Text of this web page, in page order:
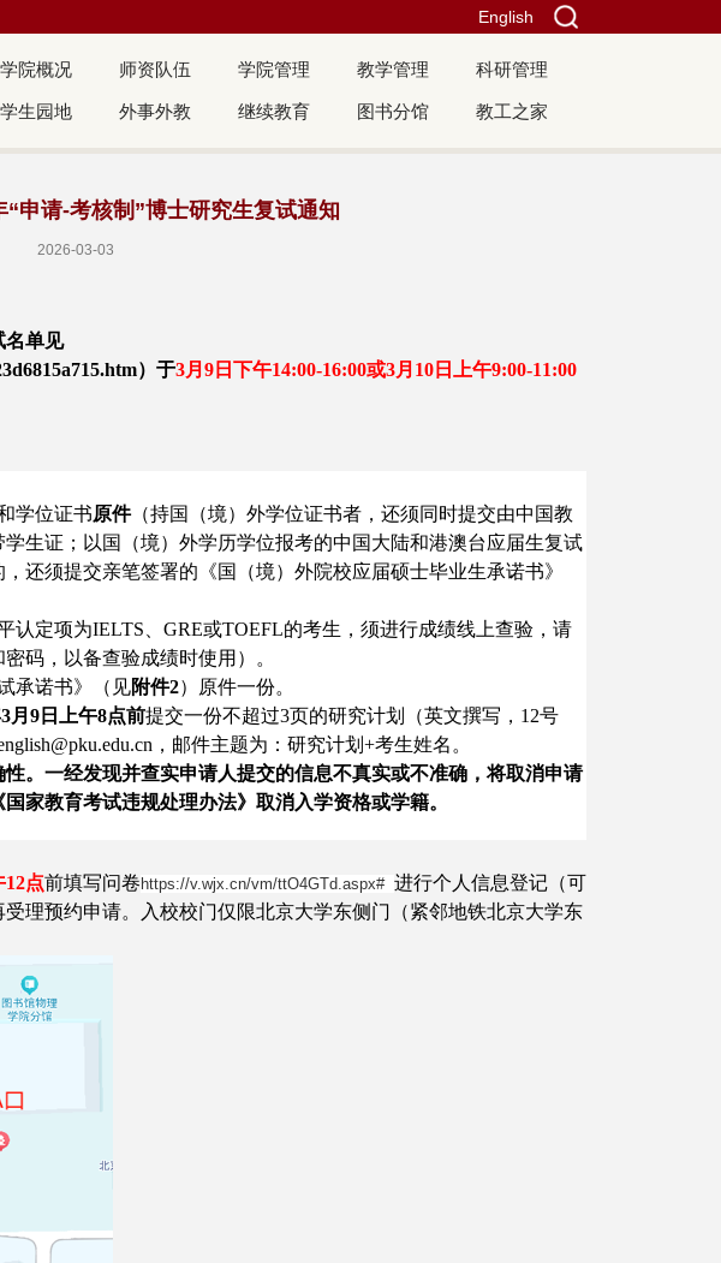
English
学院概况 师资队伍 学院管理 教学管理 科研管理
学生园地 外事外教 继续教育 图书分馆 教工之家
申请-考核制”博士研究生复试通知
2026-03-03
名单见
）于3月 9 日下午14:00-16:00或3月10日上午9:00-11:00
学位证书原件（持国（境）外学位证书者，还须同时提交由中国教
学生证；以国（境）外学历学位报考的中国大陆和港澳台应届生复试
还须提交亲笔签署的《国（境）外院校应届硕士毕业生承诺书》
认定项为IELTS、GRE或TOEFL的考生，须进行成绩线上查验，请
码，以备查验成绩时使用）。
承诺书》（见附件2）原件一份。
月9日上午8点前提交一份不超过3页的研究计划（英文撰写，12号
，邮件主题为：研究计划+考生姓名。
。一经发现并查实申请人提交的信息不真实或不准确，将取消申请
家教育考试违规处理办法》取消入学资格或学籍。
12点前填写问卷 https://v.wjx.cn/vm/ttO4GTd.aspx# 进行个人信息登记（可
理预约申请。入校校门仅限北京大学东侧门（紧邻地铁北京大学东